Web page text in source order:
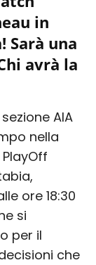
in
Sarà una
avrà la
AIA
nella
ore 18:30
si
per il
che